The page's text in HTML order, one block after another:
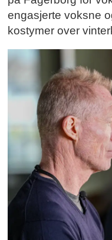
engasjerte voksne
kostymer over